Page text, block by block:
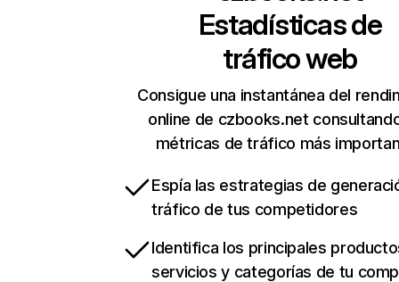
Estadísticas de
tráfico web
Consigue una instantánea del
online de czbooks.net
métricas de tráfico más
Espía las estrategias de
tráfico de tus competidores
Identifica los principales
servicios y categorías de tu